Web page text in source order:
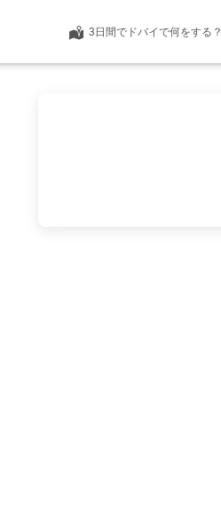
3日間でドバイで何をする？